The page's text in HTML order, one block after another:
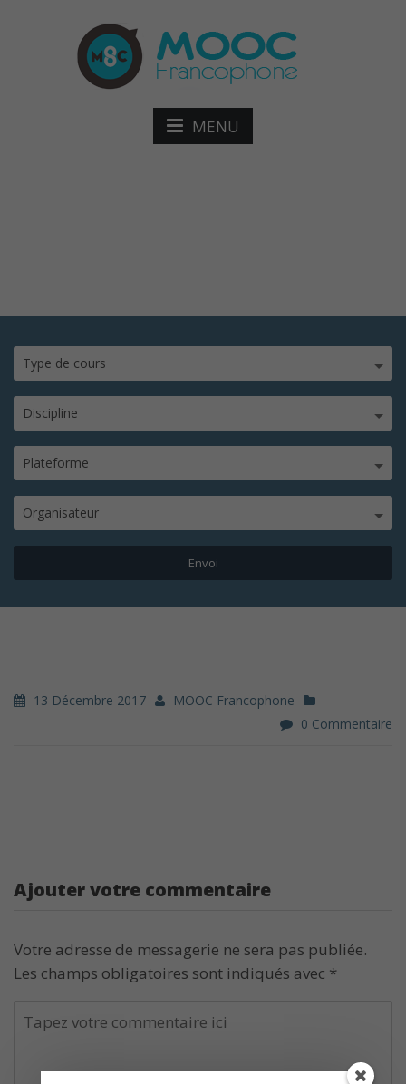
MENU
Type de cours
Discipline
Plateforme
Organisateur
13 Décembre 2017
MOOC Francophone
0 Commentaire
Ajouter votre commentaire
Votre adresse de messagerie ne sera pas publiée.
Les champs obligatoires sont indiqués avec *